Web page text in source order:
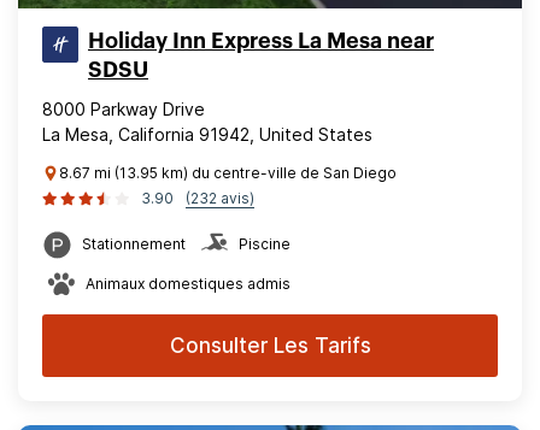
Holiday Inn Express La Mesa near
SDSU
8000 Parkway Drive
La Mesa, California 91942, United States
8.67 mi (13.95 km) du centre-ville de San Diego
3.90
(232 avis)
Stationnement Piscine
Animaux domestiques admis
Consulter Les Tarifs